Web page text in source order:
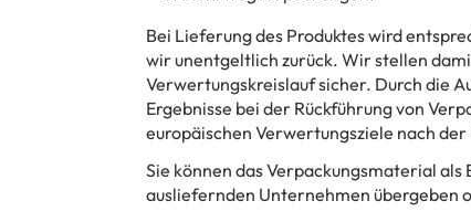
Bei Lieferung des Produktes wird
wir unentgeltlich zurück. Wir stellen
Verwertungskreislauf sicher. Durch die
Ergebnisse bei der Rückführung von
europäischen Verwertungsziele nach
Sie können das Verpackungsmaterial
ausliefernden Unternehmen übergeben